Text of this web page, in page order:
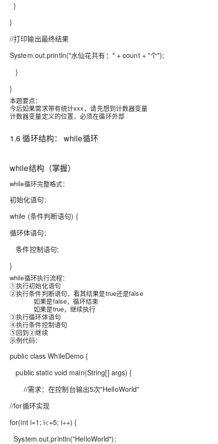
}
}
//打印输出最终结果
System.out.println("水仙花共有：" + count + "个");
}
}
本题要点：
今后如果需求带有统计xxx，请先想到计数器变量
计数器变量定义的位置，必须在循环外部
1.6 循环结构： while循环
while结构（掌握）
while循环完整格式：
初始化语句;
while (条件判断语句) {
循环体语句;
条件控制语句;
}
while循环执行流程：
①执行初始化语句
②执行条件判断语句，看其结果是true还是false
如果是false，循环结束
如果是true，继续执行
③执行循环体语句
④执行条件控制语句
⑤回到②继续
示例代码：
public class WhileDemo {
public static void main(String[] args) {
//需求：在控制台输出5次"HelloWorld"
//for循环实现
for(int i=1; i<=5; i++) {
System.out.println("HelloWorld");